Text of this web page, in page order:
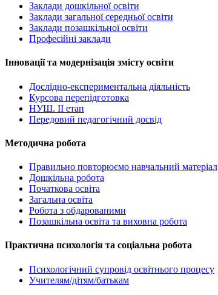
Заклади дошкільної освіти
Заклади загальної середньої освіти
Заклади позашкільної освіти
Професійні заклади
Інновації та модернізація змісту освіти
Дослідно-експериментальна діяльність
Курсова перепідготовка
НУШ. ІІ етап
Передовий педагогічний досвід
Методична робота
Правильно повторюємо навчальний матеріал
Дошкільна робота
Початкова освіта
Загальна освіта
Робота з обдарованими
Позашкільна освіта та виховна робота
Практична психологія та соціальна робота
Психологічний супровід освітнього процесу
Учителям/дітям/батькам